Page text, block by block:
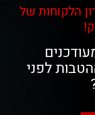
הלקוחות של
לפני